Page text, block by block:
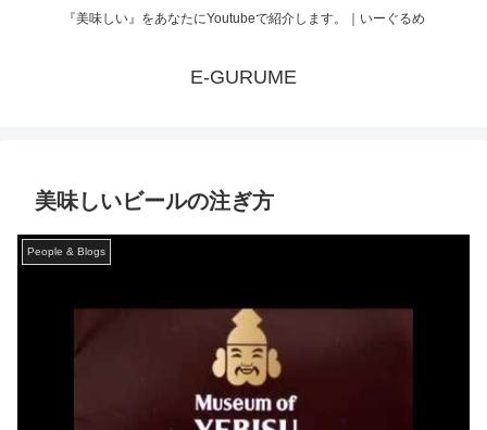
『美味しい』をあなたにYoutubeで紹介します。｜いーぐるめ
E-GURUME
美味しいビールの注ぎ方
People & Blogs